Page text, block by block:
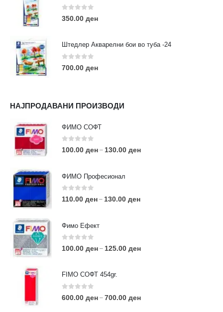
0out of 5
350.00 ден
Штедлер Акварелни бои во туба -24
0out of 5
700.00 ден
НАЈПРОДАВАНИ ПРОИЗВОДИ
ФИМО СОФТ
0 out of 5
100.00 ден – 130.00 ден
ФИМО Професионал
0out of 5
110.00 ден – 130.00 ден
Фимо Ефект
0 out of 5
100.00 ден – 125.00 ден
FIMO СОФТ 454gr.
0out of 5
600.00 ден – 700.00 ден